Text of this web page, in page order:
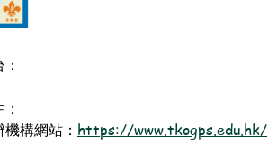
機構網站： https://www.tkogps.edu.hk/